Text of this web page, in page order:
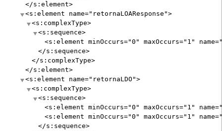
</s:element>
<s:element
name=" retornaLOAResponse ">
<s:complexType>
<s:sequence>
<s:element minOccurs="0 " maxOccurs=" 1 " name
</s:sequence>
</s:complexType>
</s:element>
<s:element
name=" retornaLDO ">
<s:complexType>
<s:sequence>
<s:element minOccurs="0 " maxOccurs=" 1 " name
<s:element minOccurs="0 " maxOccurs=" 1 " name
</s:sequence>